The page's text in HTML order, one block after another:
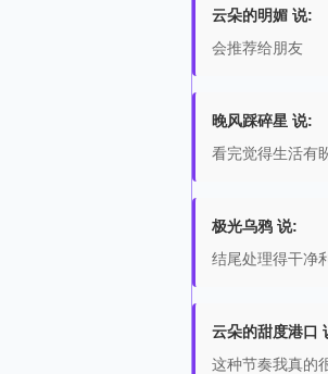
云朵的明媚 说:
会推荐给朋友
晚风踩碎星 说:
看完觉得生活有
极光乌鸦 说:
结尾处理得干净
云朵的甜度港口
这种节奏我真的